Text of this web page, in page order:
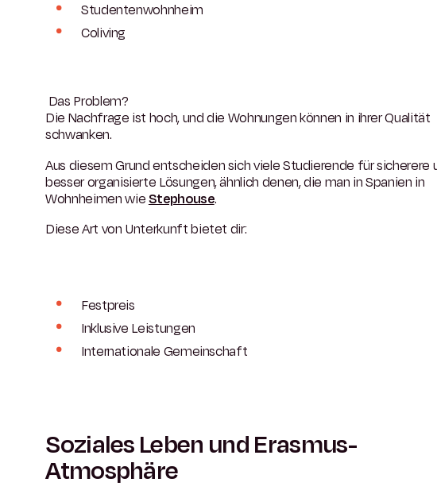
Studentenwohnheim
Coliving
Das Problem?
Die Nachfrage ist hoch, und die Wohnungen können in ihrer Qualität
schwanken.
Aus diesem Grund entscheiden sich viele Studierende für sicherere
besser organisierte Lösungen, ähnlich denen, die man in Spanien in
Wohnheimen wieStephouse.
Diese Art von Unterkunft bietet dir:
Festpreis
Inklusive Leistungen
Internationale Gemeinschaft
Soziales Leben und Erasmus-
Atmosphäre